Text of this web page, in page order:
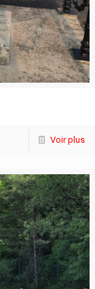
Voir plus